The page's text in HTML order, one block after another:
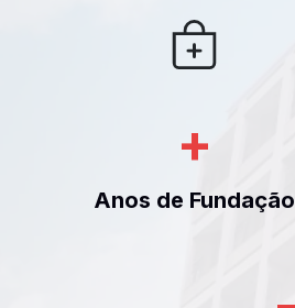
+
Anos de Fundação